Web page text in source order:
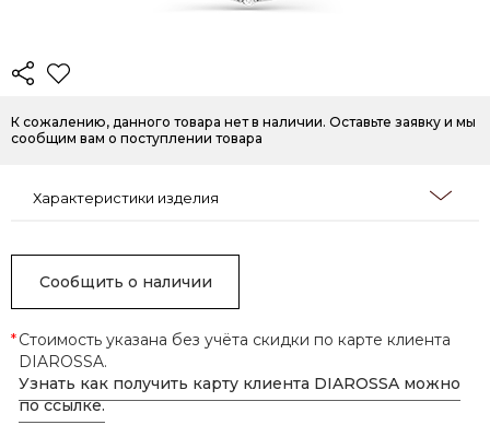
К сожалению, данного товара нет в наличии. Оставьте заявку и мы
сообщим вам о поступлении товара
Характеристики изделия
Сообщить о наличии
*Стоимость указана без учёта скидки по карте клиента
DIAROSSA.
Узнать как получить карту клиента DIAROSSA можно
по ссылке.